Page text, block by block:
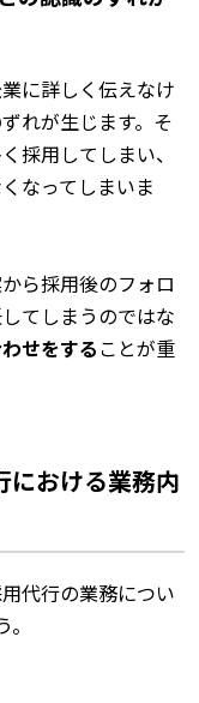
に詳しく伝えなけ
れが生じます。そ
採用してしまい、
なってしまいま
ら採用後のフォロ
てしまうのではな
せをすることが重
における業務内
代行の業務につい